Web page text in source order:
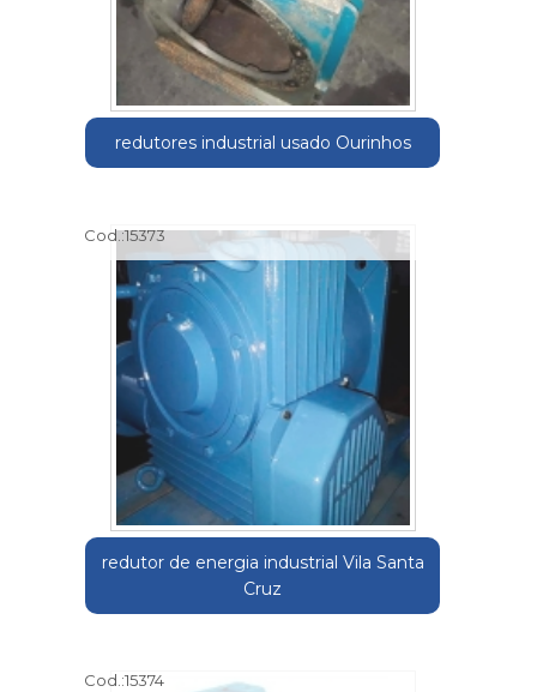
redutores industrial usado Ourinhos
Cod.:15373
redutor de energia industrial Vila Santa
Cruz
Cod.:15374